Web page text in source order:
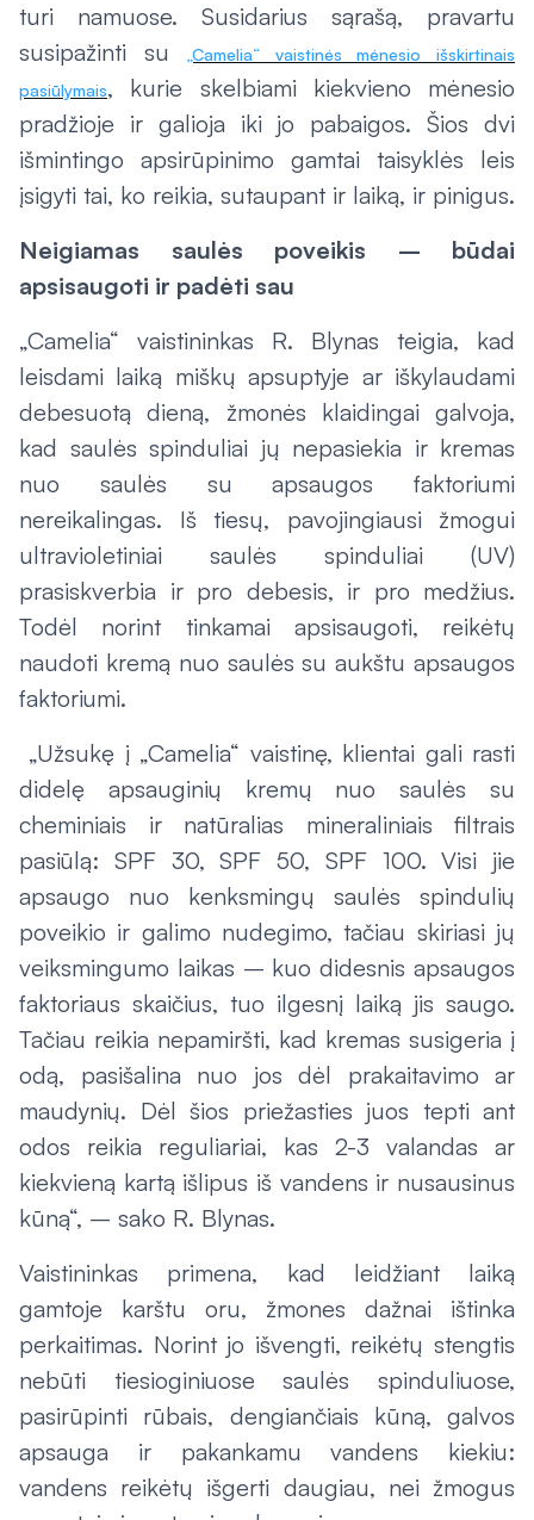
turi namuose. Susidarius sąrašą, pravartu
susipažinti su
„Camelia“ vaistinės mėnesio išskirtinais
pasiūlymais, kurie skelbiami kiekvieno mėnesio
pradžioje ir galioja iki jo pabaigos. Šios dvi
išmintingo apsirūpinimo gamtai taisyklės leis
įsigyti tai, ko reikia, sutaupant ir laiką, ir pinigus.
Neigiamas saulės poveikis – būdai
apsisaugoti ir padėti sau
„Camelia“ vaistininkas R. Blynas teigia, kad
leisdami laiką miškų apsuptyje ar iškylaudami
debesuotą dieną, žmonės klaidingai galvoja,
kad saulės spinduliai jų nepasiekia ir kremas
nuo saulės su apsaugos faktoriumi
nereikalingas. Iš tiesų, pavojingiausi žmogui
ultravioletiniai saulės spinduliai (UV)
prasiskverbia ir pro debesis, ir pro medžius.
Todėl norint tinkamai apsisaugoti, reikėtų
naudoti kremą nuo saulės su aukštu apsaugos
faktoriumi.
„Užsukę į „Camelia“ vaistinę, klientai gali rasti
didelę apsauginių kremų nuo saulės su
cheminiais ir natūralias mineraliniais filtrais
pasiūlą: SPF 30, SPF 50, SPF 100. Visi jie
apsaugo nuo kenksmingų saulės spindulių
poveikio ir galimo nudegimo, tačiau skiriasi jų
veiksmingumo laikas – kuo didesnis apsaugos
faktoriaus skaičius, tuo ilgesnį laiką jis saugo.
Tačiau reikia nepamiršti, kad kremas susigeria į
odą, pasišalina nuo jos dėl prakaitavimo ar
maudynių. Dėl šios priežasties juos tepti ant
odos reikia reguliariai, kas 2-3 valandas ar
kiekvieną kartą išlipus iš vandens ir nusausinus
kūną“, – sako R. Blynas.
Vaistininkas primena, kad leidžiant laiką
gamtoje karštu oru, žmones dažnai ištinka
perkaitimas. Norint jo išvengti, reikėtų stengtis
nebūti tiesioginiuose saulės spinduliuose,
pasirūpinti rūbais, dengiančiais kūną, galvos
apsauga ir pakankamu vandens kiekiu:
vandens reikėtų išgerti daugiau, nei žmogus